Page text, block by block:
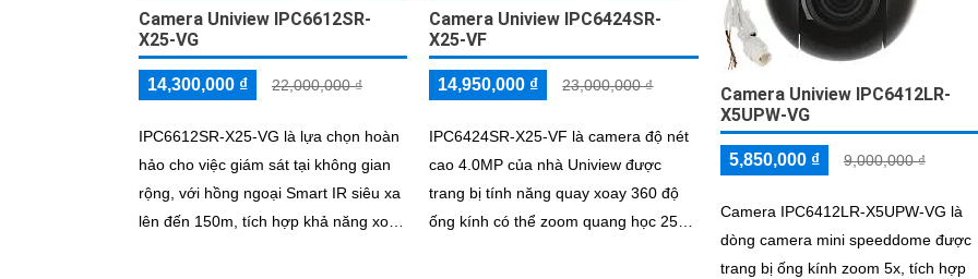
Camera Uniview IPC6612SR-
X25-VG
14,300,000 ₫ 22,000,000 ₫
IPC6612SR-X25-VG là lựa chọn hoàn
hảo cho việc giám sát tại không gian
rộng, với hồng ngoại Smart IR siêu xa
lên đến 150m, tích hợp khả năng xoay
Camera Uniview IPC6424SR-
X25-VF
14,950,000 ₫ 23,000,000 ₫
IPC6424SR-X25-VF là camera độ nét
cao 4.0MP của nhà Uniview được
trang bị tính năng quay xoay 360 độ
ống kính có thể zoom quang học 25x,
Camera Uniview IPC6412LR-
X5UPW-VG
5,850,000 ₫ 9,000,000 ₫
Camera IPC6412LR-X5UPW-VG là
dòng camera mini speeddome được
trang bị ống kính zoom 5x, tích hợp